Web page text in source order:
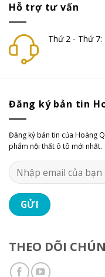
Hỗ trợ tư vấn
Thứ 2 - Thứ 7:
Đăng ký bản tin
Đăng ký bản tin của Hoàng
phẩm nội thất ô tô mới nhất.
THEO DÕI